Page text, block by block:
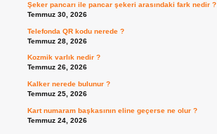
Şeker pancarı ile pancar şekeri arasındaki fark nedir ?
Temmuz 30, 2026
Telefonda QR kodu nerede ?
Temmuz 28, 2026
Kozmik varlık nedir ?
Temmuz 26, 2026
Kalker nerede bulunur ?
Temmuz 25, 2026
Kart numaram başkasının eline geçerse ne olur ?
Temmuz 24, 2026